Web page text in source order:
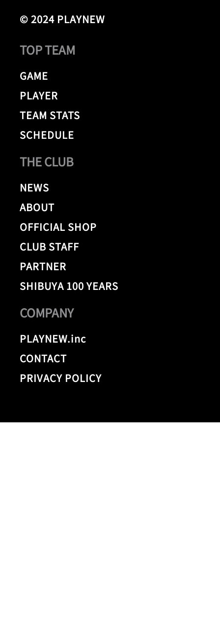
© 2024 PLAYNEW
THE CLUB
NEWS
ABOUT
OFFICIAL SHOP
CLUB STAFF
PARTNER
SHIBUYA 100 YEARS
COMPANY
PLAYNEW.inc
CONTACT
PRIVACY POLICY
TOP TEAM
GAME
PLAYER
TEAM STATS
SCHEDULE